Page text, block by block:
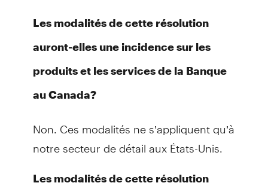
Les modalités de cette résolution
auront-elles une incidence sur les
produits et les services de la Banque
au Canada?
Non. Ces modalités ne s’appliquent qu’à
notre secteur de détail aux États-Unis.
Les modalités de cette résolution